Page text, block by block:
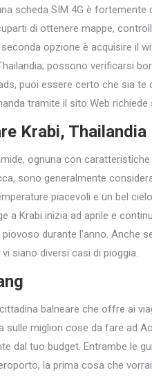
scheda SIM 4G è
di ottenere mappe,
opzione è acquisire il
possono verificarsi
puoi essere certo che sia
tramite il sito Web
Krabi, Thailandia
ognuna con
sono generalmente
piacevoli e un bel
a Krabi inizia ad aprile e
durante l’anno. Anche
siano diversi casi di pioggia.
balneare che offre ai
sulle migliori cose da fare ad
dal tuo budget. Entrambe le
la prima cosa che